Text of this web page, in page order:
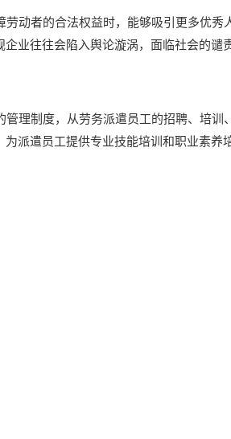
动者的合法权益时，能够吸引更多优秀
业往往会陷入舆论漩涡，面临社会的谴
理制度，从劳务派遣员工的招聘、培训
派遣员工提供专业技能培训和职业素养